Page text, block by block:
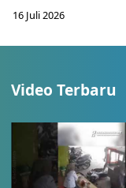
16 Juli 2026
Video Terbaru